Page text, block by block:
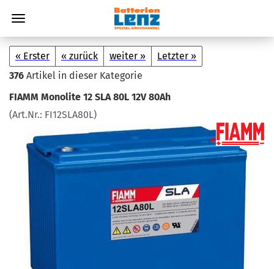
« Erster « zurück weiter »
Letzter »
376 Artikel in dieser Kategorie
FIAMM Mo­no­li­te 12 SLA 80L 12V 80Ah
(Art.Nr.: FI12SLA80L)